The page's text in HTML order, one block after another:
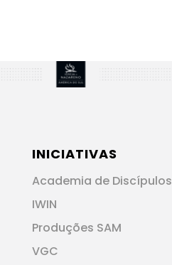
INICIATIVAS
Academia de Discípulos
IWIN
Produções SAM
VGC